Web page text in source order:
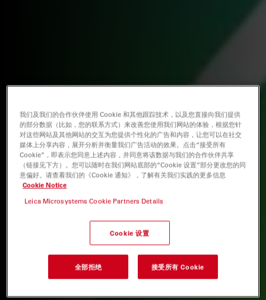
我们及我们的合作伙伴使用 Cookie 和其他跟踪技术，以及您直接向我们提供
的部分数据（比如，您的联系方式）来改善您使用我们网站的体验，根据您针
对这些网站及其他网站的交互为您提供个性化的广告和内容，让您可以在社交
媒体上分享内容，展开分析并衡量我们广告活动的效果。点击“接受所有
Cookie”，即表示您同意上述内容，并同意将该数据与我们的合作伙伴共享
（链接见下方）。您可以随时在我们网站底部的“Cookie 设置”部分更改您的同
意偏好。请查看我们的《Cookie 通知》，了解有关我们实践的更多信息
Cookie Notice
Leica Microsystems Cookie Partners Details
Cookie 设置
全部拒绝 接受所有 Cookie